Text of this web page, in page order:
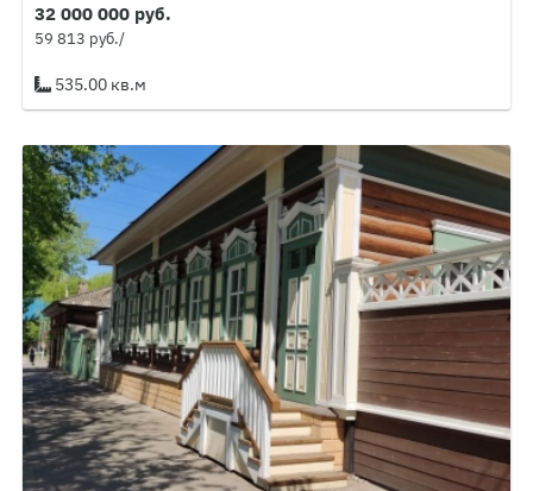
32 000 000 руб.
59 813 руб./
535.00 кв.м